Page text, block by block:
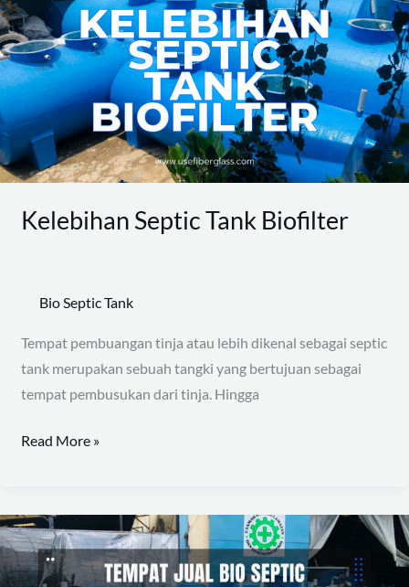
Kelebihan Septic Tank Biofilter
Bio Septic Tank
Tempat pembuangan tinja atau lebih dikenal sebagai septic
tank merupakan sebuah tangki yang bertujuan sebagai
tempat pembusukan dari tinja. Hingga
Tank
Biofilter
Read More »
Jual
Bio
Septic